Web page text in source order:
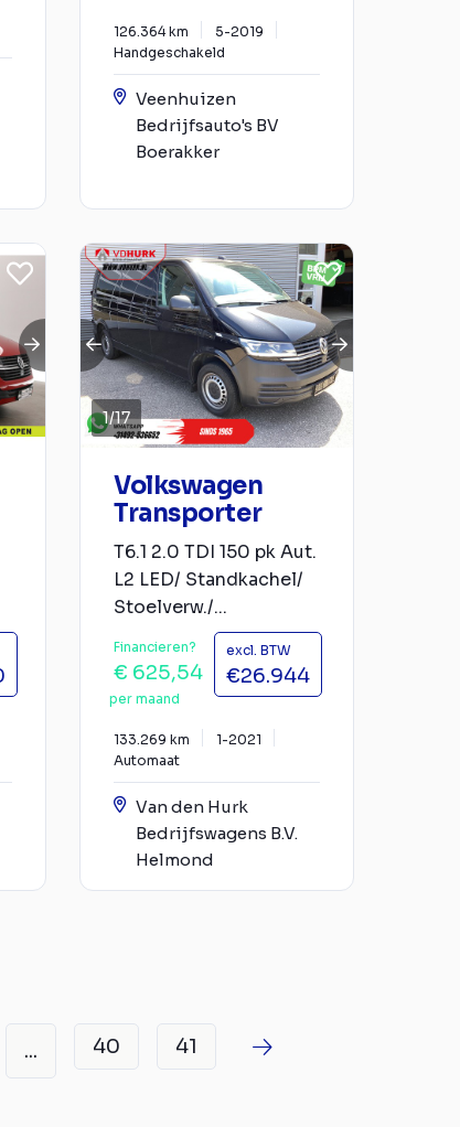
126.364 km
5-2019
Handgeschakeld
Veenhuizen
Bedrijfsauto's BV
Boerakker
1/17
Volkswagen
Transporter
T6.1 2.0 TDI 150 pk Aut.
L2 LED/ Standkachel/
Stoelverw./...
Financieren?
€ 625,54
per maand
excl. BTW
€26.944
133.269 km
1-2021
Automaat
Van den Hurk
Bedrijfswagens B.V.
Helmond
... 40 41